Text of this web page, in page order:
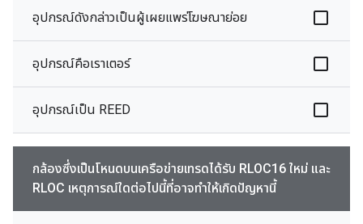
อุปกรณ์ดังกล่าวเป็นผู้เผยแพร่โฆษณาย่อย
อุปกรณ์คือเราเตอร์
อุปกรณ์เป็น REED
กล้องซึ่งเป็นโหนดบนเครือข่ายเทรดได้รับ RLOC16 ใหม่ และ
RLOC เหตุการณ์ใดต่อไปนี้ที่อาจทำให้เกิดปัญหานี้